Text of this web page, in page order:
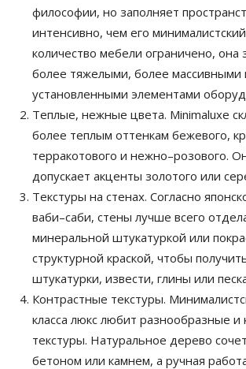
философии, но заполняет
интенсивно, чем его
количество мебели ограничено, она
более тяжелыми, более массивными
установленными элементами
Теплые, нежные цвета. Minimaluxe
более теплым оттенкам бежевого,
терракотового и нежно–розового.
допускает акценты золотого или
Текстуры на стенах. Согласно
ваби–саби, стены лучше всего
минеральной штукатуркой или
структурной краской, чтобы
штукатурки, извести, глины или
Контрастные текстуры.
класса люкс любит разнообразные и
текстуры. Натуральное дерево
бетоном или камнем, а ручная